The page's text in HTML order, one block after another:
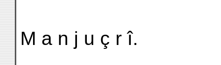
M a n j u ç r î.